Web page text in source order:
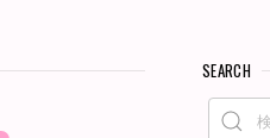
SEARCH